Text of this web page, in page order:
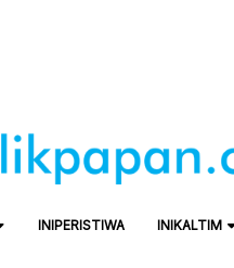
INIPERISTIWA INIKALTIM